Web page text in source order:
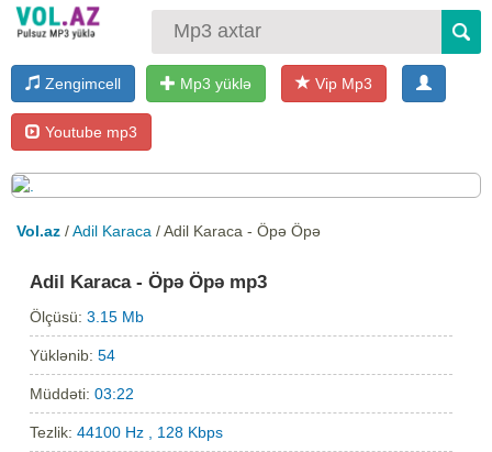
Zengimcell Mp3 yüklə Vip Mp3
Youtube mp3
Vol.az /Adil Karaca / Adil Karaca - Öpə Öpə
Adil Karaca - Öpə Öpə mp3
Ölçüsü:3.15 Mb
Yüklənib:54
Müddəti:03:22
Tezlik:44100 Hz , 128 Kbps